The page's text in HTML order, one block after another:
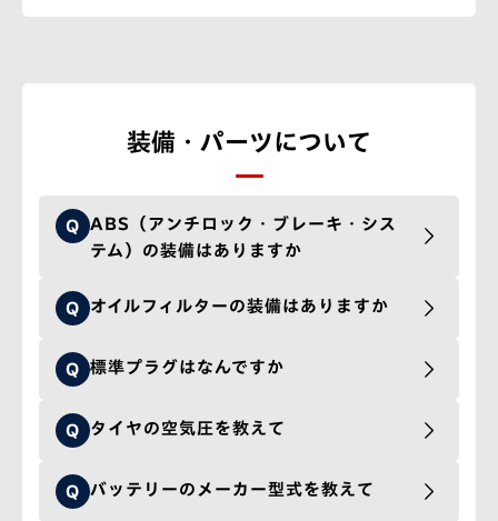
装備・パーツについて
Q
ABS（アンチロック・ブレーキ・シス
テム）の装備はありますか
Q オイルフィルターの装備はありますか
Q 標準プラグはなんですか
Q タイヤの空気圧を教えて
Q バッテリーのメーカー型式を教えて